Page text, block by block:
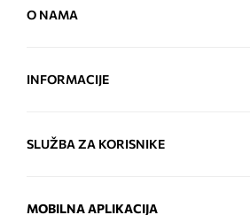
O NAMA
INFORMACIJE
SLUŽBA ZA KORISNIKE
MOBILNA APLIKACIJA